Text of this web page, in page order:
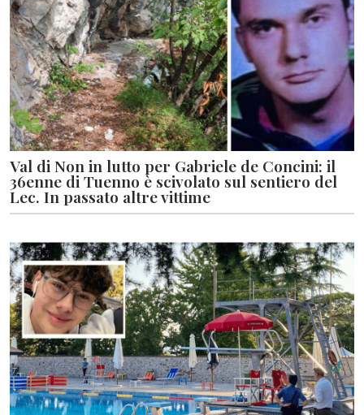
Val di Non in lutto per Gabriele de Concini: il
36enne di Tuenno è scivolato sul sentiero del
Lec. In passato altre vittime